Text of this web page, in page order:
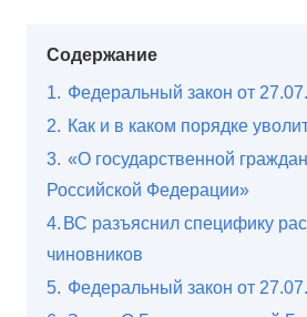
Содержание
1. Федеральный закон от
2. Как и в каком порядке
3. «О государственной
Российской Федерации»
4. ​ВС разъяснил специфику
чиновников
5. Федеральный закон от